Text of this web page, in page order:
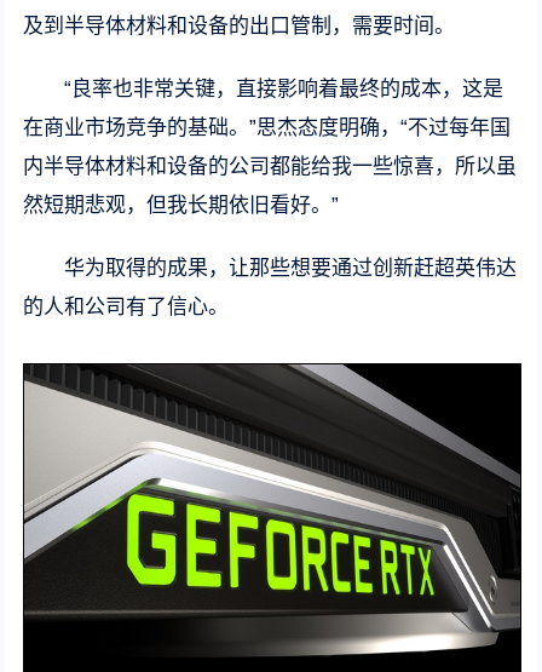
及到半导体材料和设备的出口管制，需要时间。
“良率也非常关键，直接影响着最终的成本，这是
在商业市场竞争的基础。”思杰态度明确，“不过每年国
内半导体材料和设备的公司都能给我一些惊喜，所以虽
然短期悲观，但我长期依旧看好。”
华为取得的成果，让那些想要通过创新赶超英伟达
的人和公司有了信心。